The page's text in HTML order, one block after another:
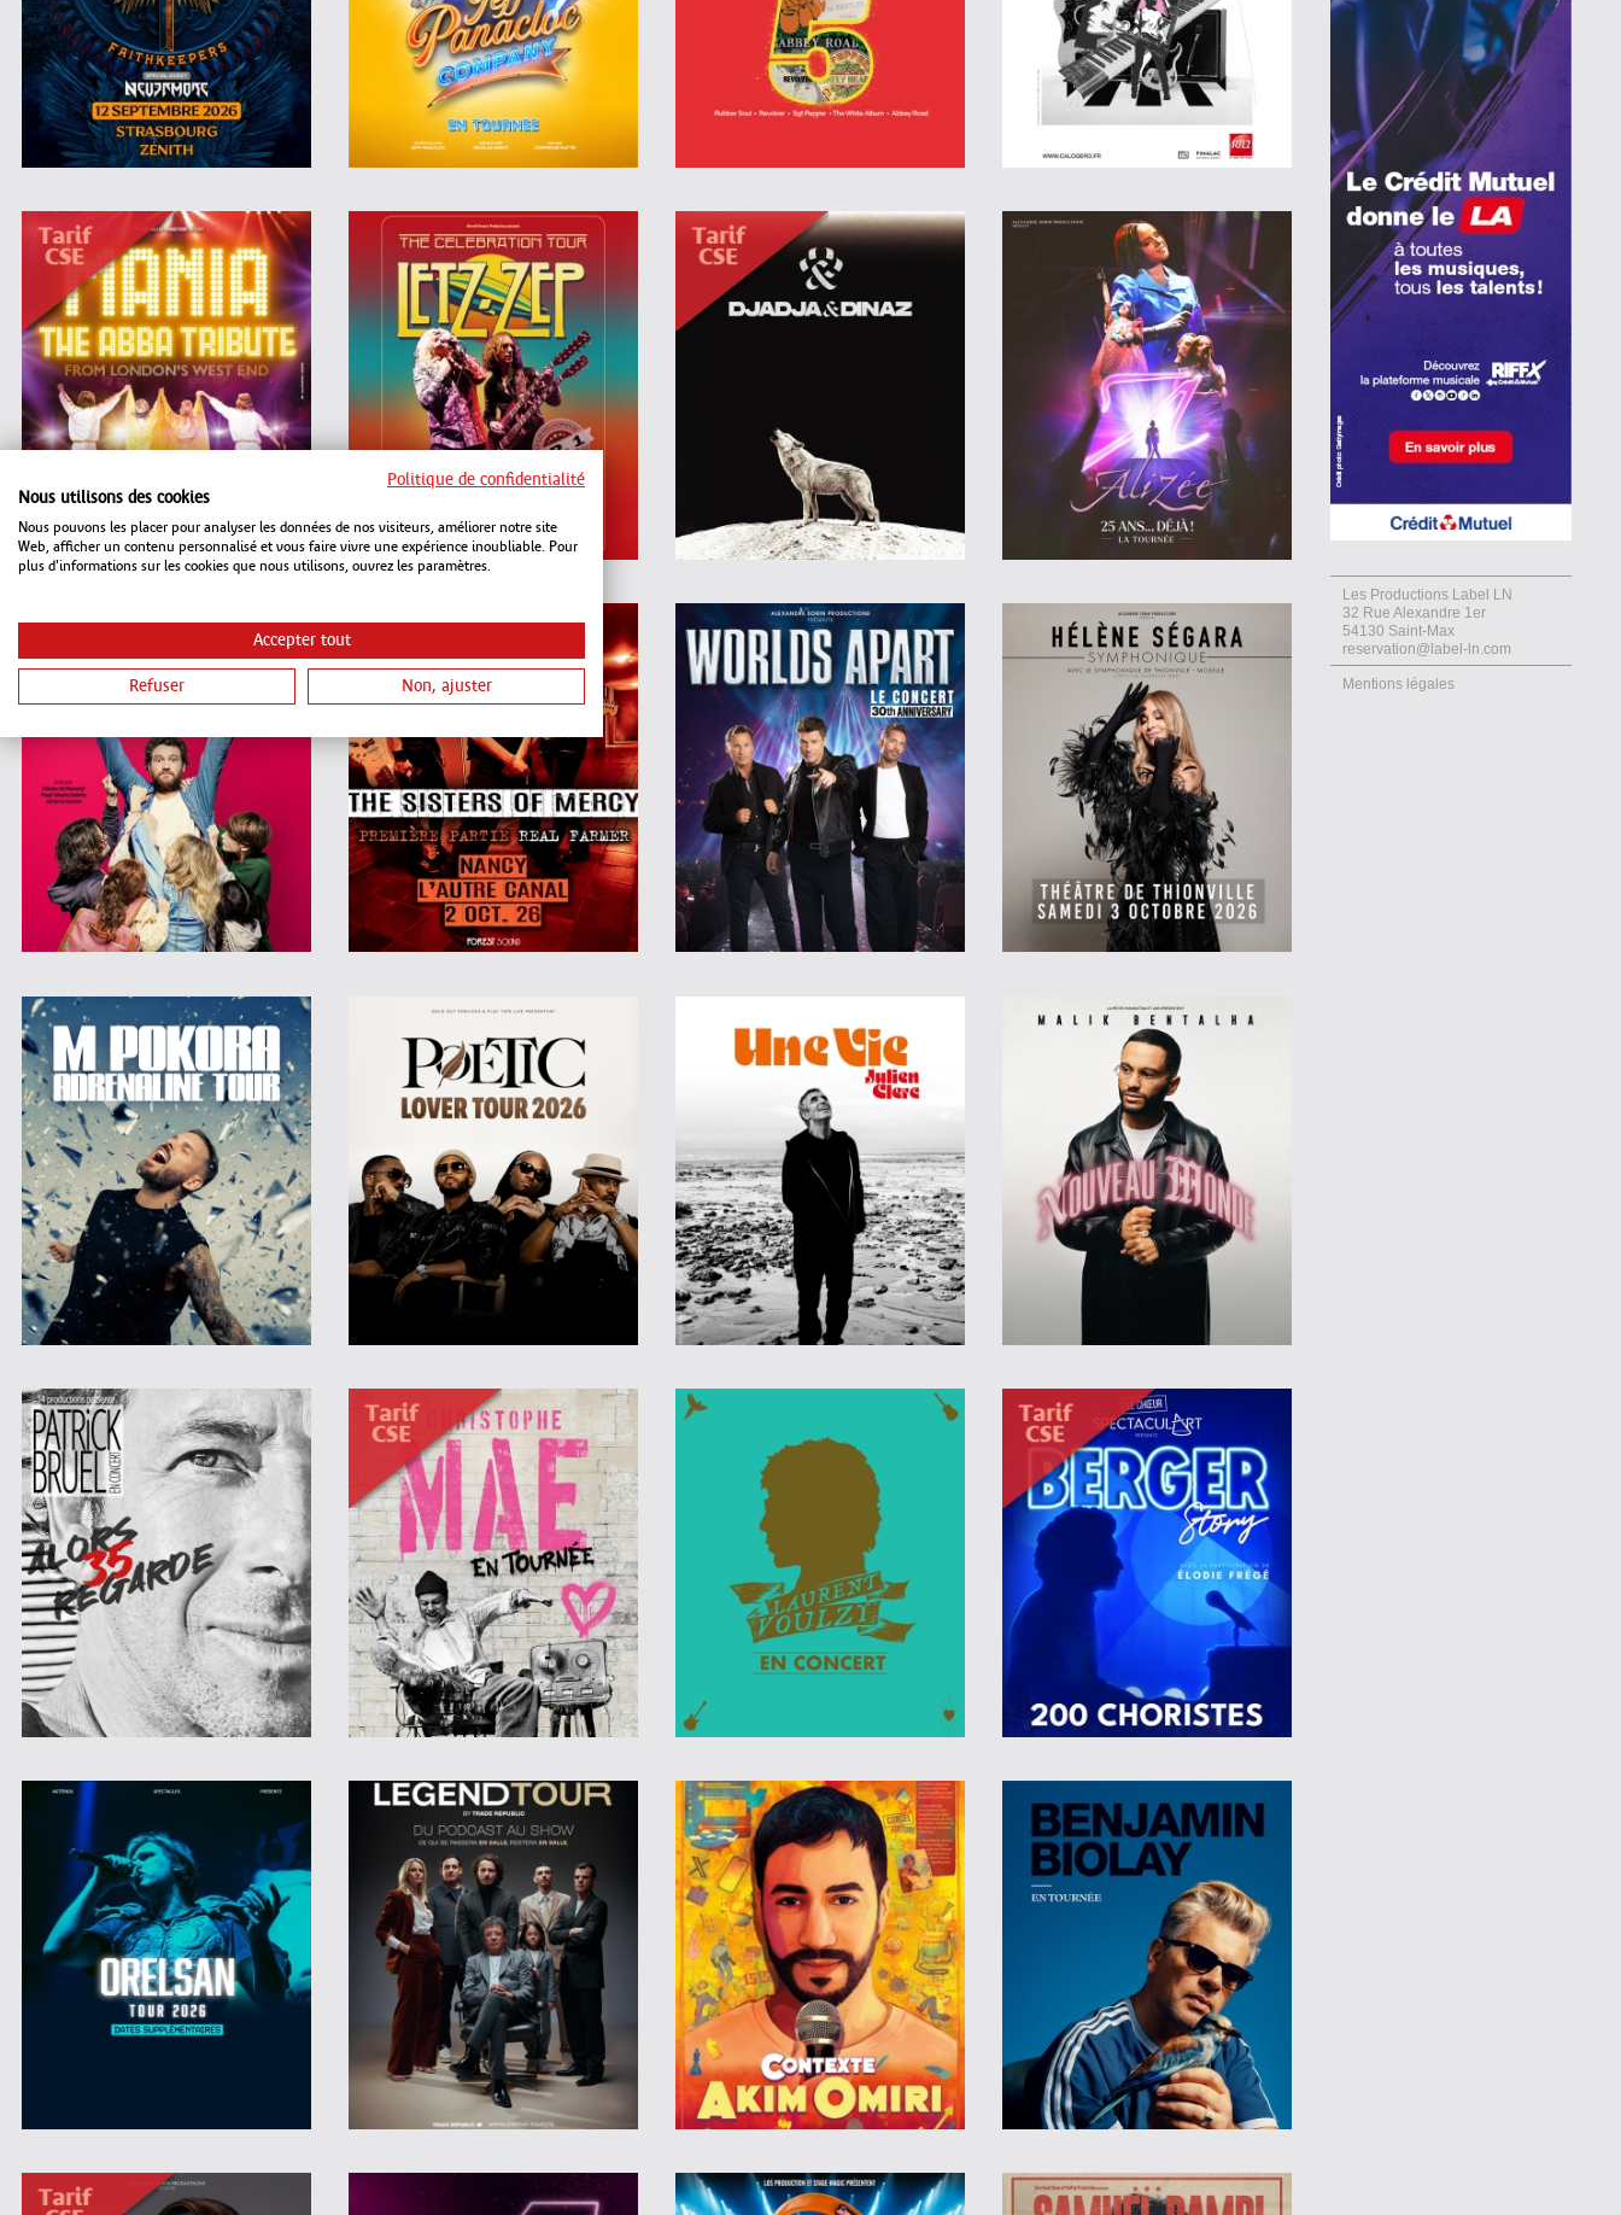
Les Productions Label LN
32 Rue Alexandre 1er
54130 Saint-Max
reservation@label-ln.com
Mentions légales
Politique de confidentialité
Nous utilisons des cookies
Nous pouvons les placer pour analyser les données de nos visiteurs, améliorer notre site
Web, afficher un contenu personnalisé et vous faire vivre une expérience inoubliable. Pour
plus d'informations sur les cookies que nous utilisons, ouvrez les paramètres.
Accepter tout
Refuser Non, ajuster